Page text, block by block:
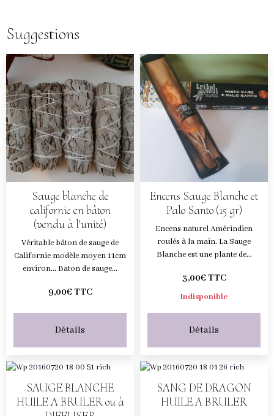
Suggestions
Sauge blanche de
californie en bâton
(vendu à l'unité)
Véritable bâton de sauge de
Californie modèle moyen 11cm
environ... Baton de sauge...
9,00€ TTC
Détails
Encens Sauge Blanche et
Palo Santo (15 gr)
Encens naturel Amérindien
roulés à la main. La Sauge
Blanche est une plante de...
3,00€ TTC
Indisponible
Détails
SAUGE BLANCHE
HUILE A BRULER ou à
SANG DE DRAGON
HUILE A BRULER